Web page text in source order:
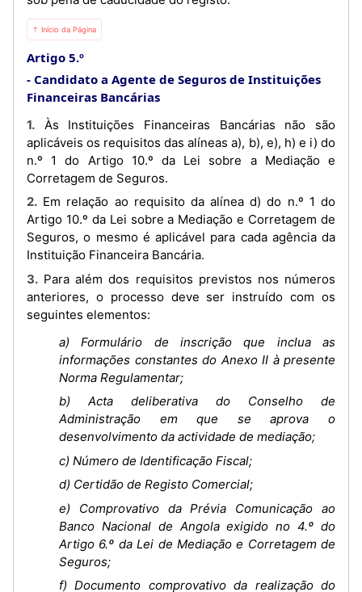
⇡ Início da Página
Artigo 5.º
Candidato a Agente de Seguros de Instituições
Financeiras Bancárias
1. Às Instituições Financeiras Bancárias não são
aplicáveis os requisitos das alíneas a), b), e), h) e i) do
n.º 1 do Artigo 10.º da Lei sobre a Mediação e
Corretagem de Seguros.
2. Em relação ao requisito da alínea d) do n.º 1 do
Artigo 10.º da Lei sobre a Mediação e Corretagem de
Seguros, o mesmo é aplicável para cada agência da
Instituição Financeira Bancária.
3. Para além dos requisitos previstos nos números
anteriores, o processo deve ser instruído com os
seguintes elementos:
a) Formulário de inscrição que inclua as
informações constantes do Anexo II à presente
Norma Regulamentar;
b) Acta deliberativa do Conselho de
Administração em que se aprova o
desenvolvimento da actividade de mediação;
c) Número de Identificação Fiscal;
d) Certidão de Registo Comercial;
e) Comprovativo da Prévia Comunicação ao
Banco Nacional de Angola exigido no 4.º do
Artigo 6.º da Lei de Mediação e Corretagem de
Seguros;
f) Documento comprovativo da realização do